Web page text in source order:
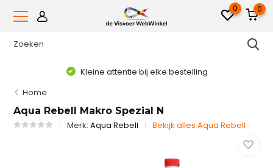
0 0
Kleine attentie bij elke bestelling
Home
Aqua Rebell Makro Spezial N
Merk:Aqua Rebell Bekijk alles Aqua Rebell